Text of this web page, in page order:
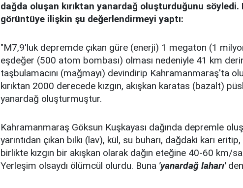
dağda oluşan kırıktan yanardağ oluşturduğunu söyledi.
görüntüye ilişkin şu değerlendirmeyi yaptı:
"M7,9'luk depremde çıkan güre (enerji) 1 megaton (1
eşdeğer (500 atom bombası) olması nedeniyle 41 km
taşbulamacını (mağmayı) devindirip Kahramanmaraş'ta
kırıktan 2000 derecede kızgın, akışkan karatas (bazalt)
yanardağ oluşturmuştur.
Kahramanmaraş Göksun Kuşkayası dağında depremle
yarıntıdan çıkan bılkı (lav), kül, su buharı, dağdaki karı
birlikte kızgın bir akışkan olarak dağın eteğine 40-60 km/
Yerleşim olsaydı ölümcül olurdu. Buna 'yanardağ laharı'